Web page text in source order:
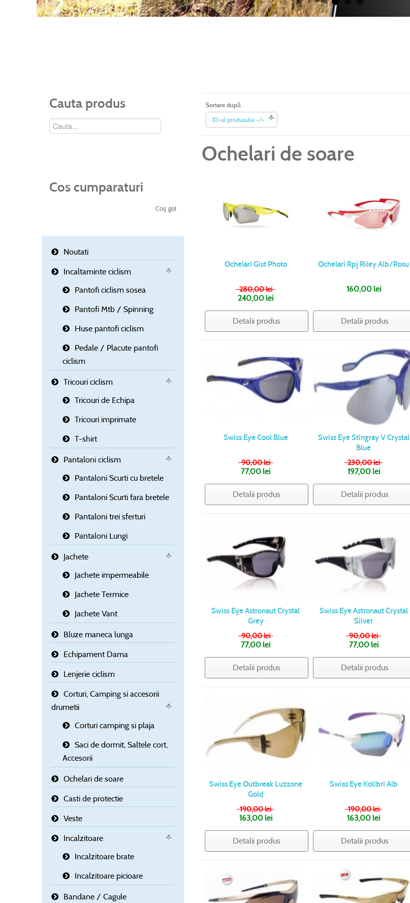
Sortare după
ID-ul produsului -/+
Ochelari de soare
Ochelari Gist Photo
280,00 lei
240,00 lei
Detalii produs
Ochelari Rpj Riley Alb/Rosu
160,00 lei
Detalii produs
Swiss Eye Cool Blue
90,00 lei
77,00 lei
Detalii produs
Swiss Eye Stingray V Crystal
Blue
230,00 lei
197,00 lei
Detalii produs
Swiss Eye Astronaut Crystal
Grey
90,00 lei
77,00 lei
Detalii produs
Swiss Eye Astronaut Crystal
Silver
90,00 lei
77,00 lei
Detalii produs
Swiss Eye Outbreak Luzzone
Gold
190,00 lei
163,00 lei
Detalii produs
Swiss Eye Kolibri Alb
190,00 lei
163,00 lei
Detalii produs
Cauta produs
Cos cumparaturi
Coş gol
Noutati
Incaltaminte ciclism
Pantofi ciclism sosea
Pantofi Mtb / Spinning
Huse pantofi ciclism
Pedale / Placute pantofi
ciclism
Tricouri ciclism
Tricouri de Echipa
Tricouri imprimate
T-shirt
Pantaloni ciclism
Pantaloni Scurti cu bretele
Pantaloni Scurti fara bretele
Pantaloni trei sferturi
Pantaloni Lungi
Jachete
Jachete impermeabile
Jachete Termice
Jachete Vant
Bluze maneca lunga
Echipament Dama
Lenjerie ciclism
Corturi, Camping si accesorii
drumetii
Corturi camping si plaja
Saci de dormit, Saltele cort,
Accesorii
Ochelari de soare
Casti de protectie
Veste
Incalzitoare
Incalzitoare brate
Incalzitoare picioare
Bandane / Cagule